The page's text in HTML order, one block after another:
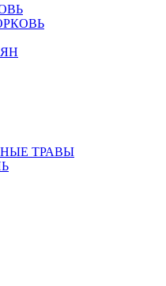
ТРАВЫ